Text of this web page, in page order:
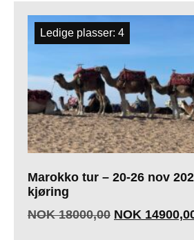
Marokko tur – 20-26 nov
kjøring
NOK18000,00 NOK
Ledige plasser: 4